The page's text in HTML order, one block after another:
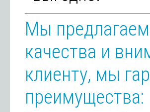
Мы
качества и
клиенту, мы
преимущества: